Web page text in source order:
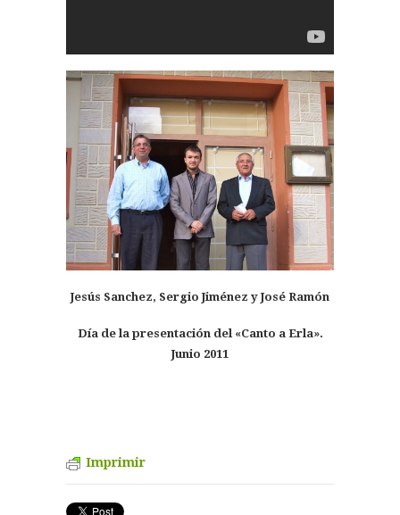
Jesús Sanchez, Sergio Jiménez y José Ramón
Día de la presentación del «Canto a Erla».
Junio 2011
Imprimir